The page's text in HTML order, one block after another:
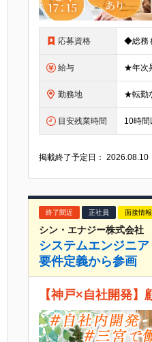
応募資格
給与
勤務地
目安残業時間 10時間
掲載終了予定日：2026.08.10
終了間近 正社員 面接情
シン・エナジー株式会社
システムエンジニ
要件定義から参画
【神戸×自社開発